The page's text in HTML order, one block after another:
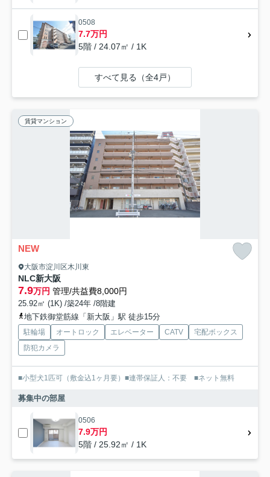
0508
7.7万円
5階 / 24.07㎡ / 1K
すべて見る（全4戸）
賃貸マンション
NEW
大阪市淀川区木川東
NLC新大阪
7.9万円 管理/共益費8,000円
25.92㎡ (1K) /築24年 /8階建
地下鉄御堂筋線「新大阪」駅 徒歩15分
駐輪場 オートロック エレベーター CATV
宅配ボックス
防犯カメラ
■小型犬1匹可（敷金込1ヶ月要）■連帯保証人：不要 ■ネット無料
募集中の部屋
0506
7.9万円
5階 / 25.92㎡ / 1K